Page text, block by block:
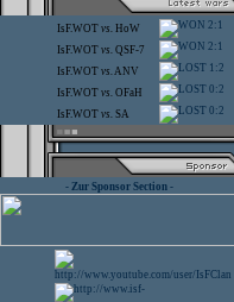
IsF.WOT vs. HoW 2:1
IsF.WOT vs. QSF-7 2:1
IsF.WOT vs.ANV 1:2
IsF.WOT vs. OFaH 0:2
IsF.WOT vs. SA 0:2
- Zur Sponsor Section -